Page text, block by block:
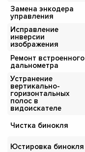
Замена энкодера
управления
Исправление
инверсии
изображения
Ремонт встроенного
дальнометра
Устранение
вертикально-
горизонтальных
полос в
видоискателе
Чистка бинокля
Юстировка бинокля